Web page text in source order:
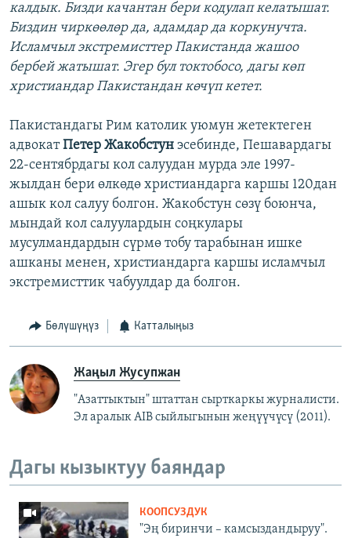
калдык. Бизди качантан бери кодулап келатышат.
Биздин чиркөөлөр да, адамдар да коркунучта.
Исламчыл экстремисттер Пакистанда жашоо
бербей жатышат. Эгер бул токтобосо, дагы көп
христиандар Пакистандан көчүп кетет.
Пакистандагы Рим католик уюмун жетектеген
адвокатПетер Жакобстун эсебинде, Пешавардагы
22-сентябрдагы кол салуудан мурда эле 1997-
жылдан бери өлкөдө христиандарга каршы 120дан
ашык кол салуу болгон. Жакобстун сөзү боюнча,
мындай кол салуулардын соңкулары
мусулмандардын сүрмө тобу тарабынан ишке
ашканы менен, христиандарга каршы исламчыл
экстремисттик чабуулдар да болгон.
Бөлүшүңүз Катталыңыз
Жаңыл Жусупжан
"Азаттыктын" штаттан сырткаркы журналисти.
Эл аралык AIB сыйлыгынын жеңүүчүсү (2011).
Дагы кызыктуу баяндар
КООПСУЗДУК
"Эң биринчи – камсыздандыруу".